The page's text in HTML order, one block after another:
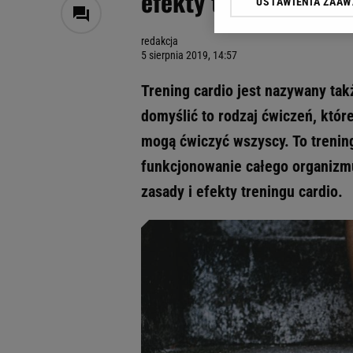
redakcja
5 sierpnia 2019, 14:57
Trening cardio jest nazywany
domyślić to rodzaj ćwiczeń,
mogą ćwiczyć wszyscy. To
funkcjonowanie całego
zasady i efekty treningu cardio.
Klikając „Akceptuję”
odnośnik „Ustawienia
My, nasi Zaufani
Użycie dokładnych
Przechowywanie
badnie odbiorców i